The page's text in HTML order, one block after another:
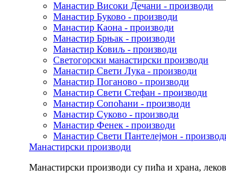
Манастир Високи Дечани - производи
Манастир Буково - производи
Манастир Каона - производи
Манастир Брњак - производи
Манастир Ковиљ - производи
Светогорски манастирски производи
Манастир Свети Лука - производи
Манастир Поганово - производи
Манастир Свети Стефан - производи
Манастир Сопоћани - производи
Манастир Суково - производи
Манастир Фенек - производи
Манастир Свети Пантелејмон -
Манастирски производи
Манастирски производи су пића и храна,